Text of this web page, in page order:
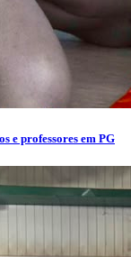
e professores em PG